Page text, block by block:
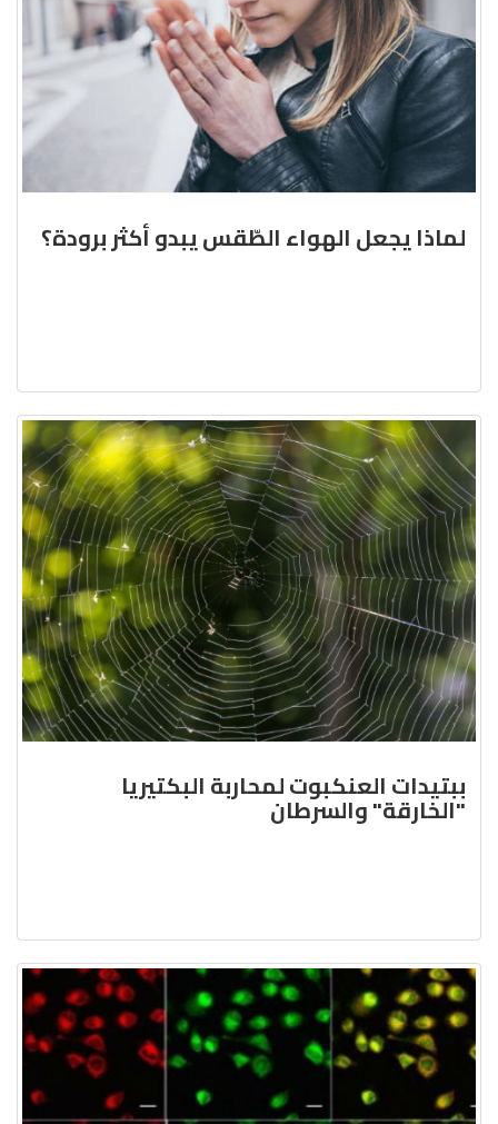
لماذا يجعل الهواء الطّقس يبدو أكثر برودة؟
ببتيدات العنكبوت لمحاربة البكتيريا
"الخارقة" والسرطان